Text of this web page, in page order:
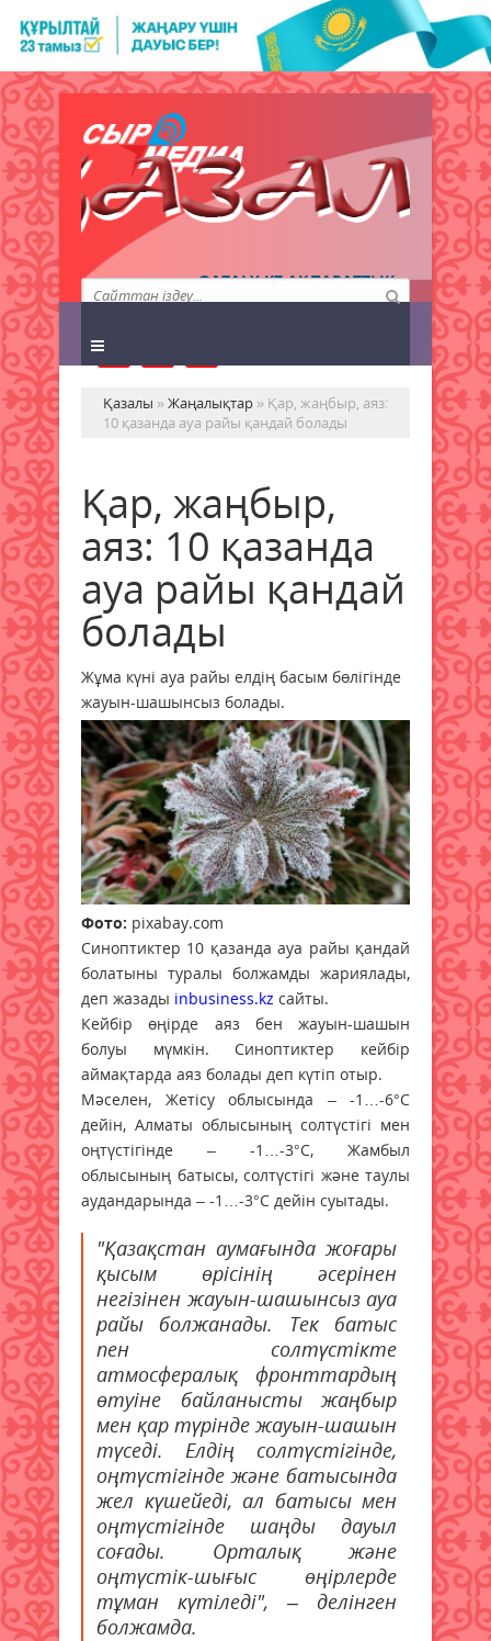
QAZALY.KZ АҚПАРАТТЫҚ
АГЕНТТІГІ
Қазалы »Жаңалықтар » Қар, жаңбыр, аяз:
10 қазанда ауа райы қандай болады
Қар, жаңбыр,
аяз: 10 қазанда
ауа райы қандай
болады
Жұма күні ауа райы елдің басым бөлігінде
жауын-шашынсыз болады.
Фото: pixabay.com
Cиноптиктер 10 қазанда ауа райы қандай
болатыны туралы болжамды жариялады,
деп жазады inbusiness.kz сайты.
Кейбір өңірде аяз бен жауын-шашын
болуы мүмкін. Синоптиктер кейбір
аймақтарда аяз болады деп күтіп отыр.
Мәселен, Жетісу облысында – -1…-6°С
дейін, Алматы облысының солтүстігі мен
оңтүстігінде – -1…-3°С, Жамбыл
облысының батысы, солтүстігі және таулы
аудандарында – -1…-3°С дейін суытады.
"Қазақстан аумағында жоғары
қысым өрісінің әсерінен
негізінен жауын-шашынсыз ауа
райы болжанады. Тек батыс
пен солтүстікте
атмосфералық фронттардың
өтуіне байланысты жаңбыр
мен қар түрінде жауын-шашын
түседі. Елдің солтүстігінде,
оңтүстігінде және батысында
жел күшейеді, ал батысы мен
оңтүстігінде шаңды дауыл
соғады. Орталық және
оңтүстік-шығыс өңірлерде
тұман күтіледі", – делінген
болжамда.